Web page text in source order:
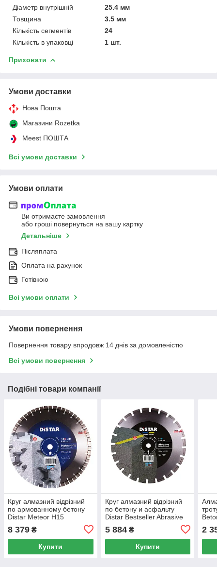
Діаметр внутрішній
25.4 мм
Товщина
3.5 мм
Кількість сегментів
24
Кількість в упаковці
1 шт.
Приховати
Умови доставки
Нова Пошта
Магазини Rozetka
Meest ПОШТА
Всі умови доставки
Умови оплати
Ви отримаєте замовлення
або гроші повернуться на вашу картку
Детальніше
Післяплата
Оплата на рахунок
Готівкою
Всі умови оплати
Умови повернення
Повернення товару впродовж 14 днів за домовленістю
Всі умови повернення
Подібні товари компанії
Круг алмазний відрізний
по армованному бетону
Distar Meteor H15
8 379 ₴
Купити
Круг алмазний відрізний
по бетону и асфальту
Distar Bestseller Abrasive
5 884₴
Купити
18
2